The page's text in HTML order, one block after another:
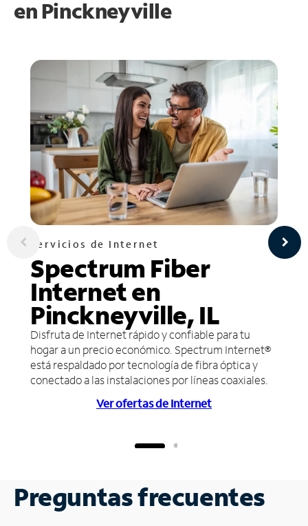
en Pinckneyville
Servicios de Internet
Spectrum Fiber
Internet en
Pinckneyville, IL
Disfruta de Internet rápido y confiable para tu
hogar a un precio económico. Spectrum Internet®
está respaldado por tecnología de fibra óptica y
conectado a las instalaciones por líneas coaxiales.
Ver ofertas de Internet
Preguntas frecuentes